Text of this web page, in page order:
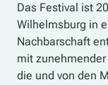
Das Festival ist
Wilhelmsburg in
Nachbarschaft
mit
die und von den